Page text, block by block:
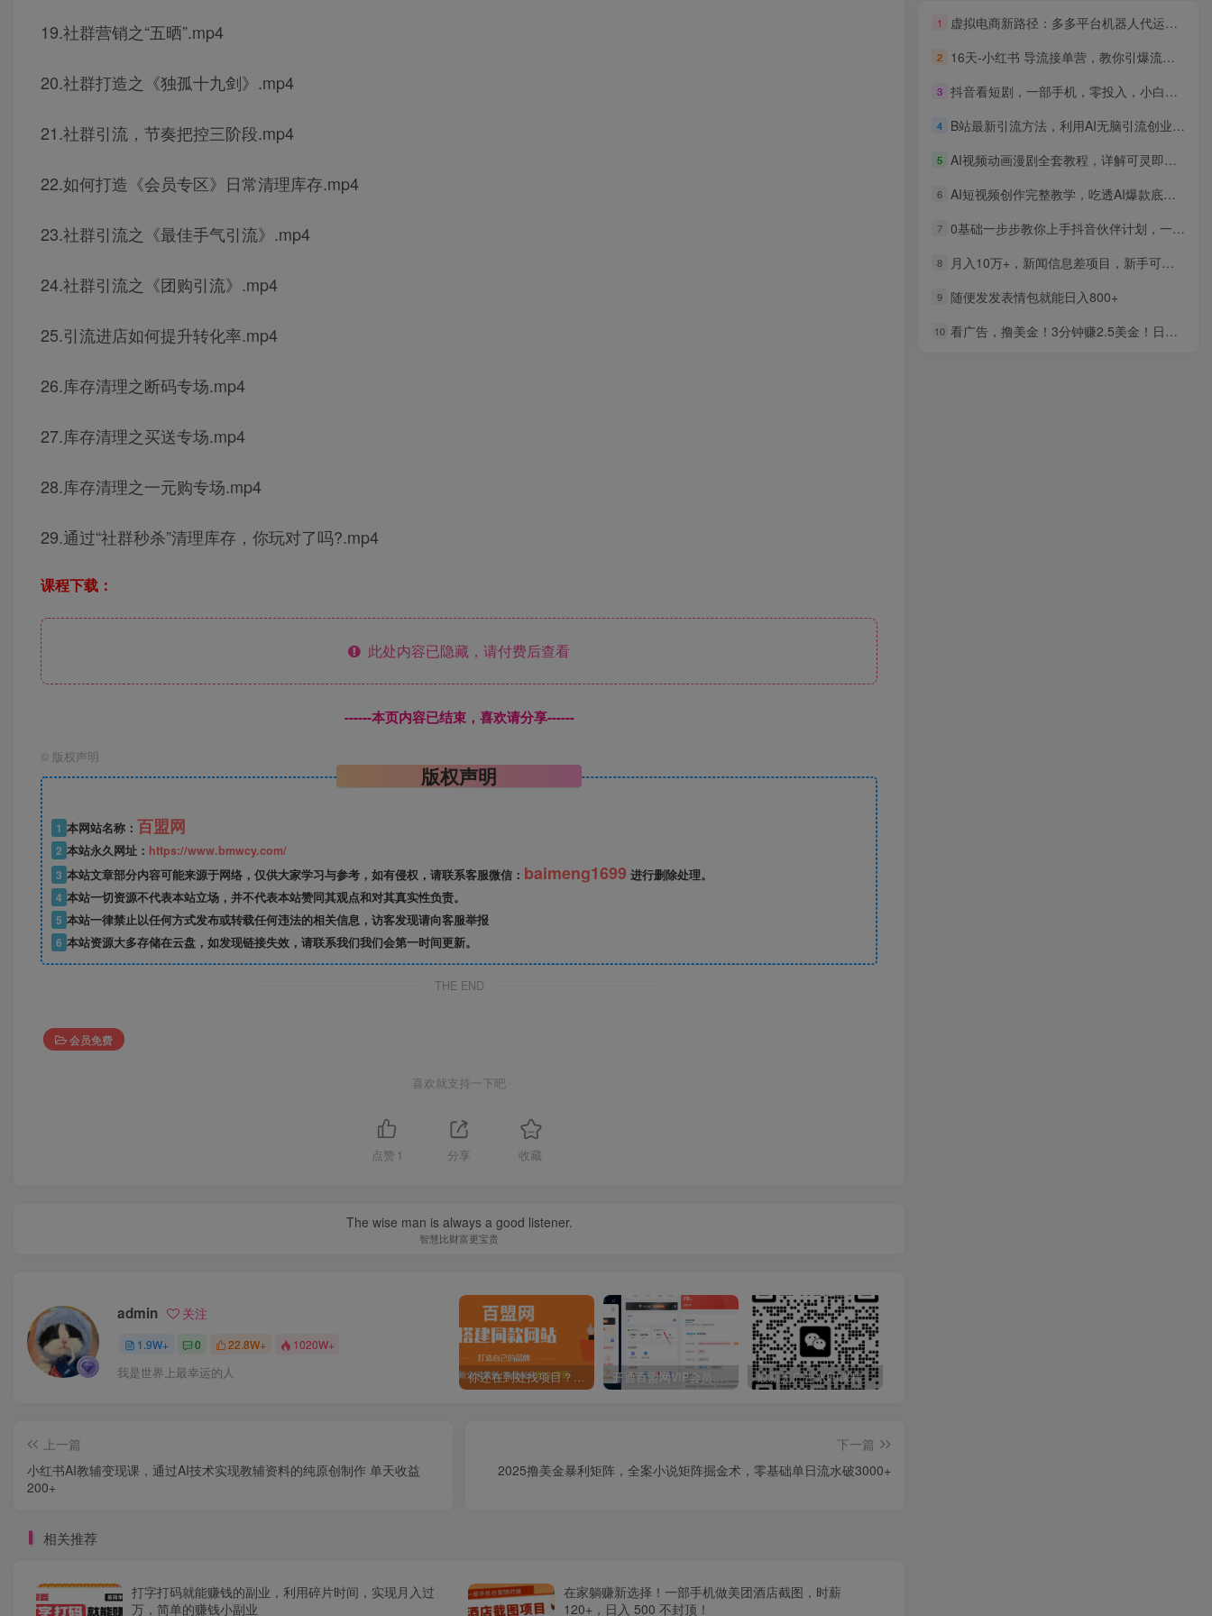
19.社群营销之“五晒”.mp4
20.社群打造之《独孤十九剑》.mp4
21.社群引流，节奏把控三阶段.mp4
22.如何打造《会员专区》日常清理库存.mp4
23.社群引流之《最佳手气引流》.mp4
24.社群引流之《团购引流》.mp4
25.引流进店如何提升转化率.mp4
26.库存清理之断码专场.mp4
27.库存清理之买送专场.mp4
28.库存清理之一元购专场.mp4
29.通过“社群秒杀”清理库存，你玩对了吗?.mp4
课程下载：
此处内容已隐藏，请付费后查看
------本页内容已结束，喜欢请分享------
© 版权声明
版权声明
1 本网站名称： 百盟网
2 本站永久网址： https://www.bmwcy.com/
3 本站文章部分内容可能来源于网络，仅供大家学习与参考，如有侵权，请联系客服微信： baimeng1699 进行删除处理。
4 本站一切资源不代表本站立场，并不代表本站赞同其观点和对其真实性负责。
5 本站一律禁止以任何方式发布或转载任何违法的相关信息，访客发现请向客服举报
6 本站资源大多存储在云盘，如发现链接失效，请联系我们我们会第一时间更新。
THE END
会员免费
喜欢就支持一下吧
点赞 1 分享 收藏
The wise man is always a good listener.
智慧比财富更宝贵
admin 关注
1.9W+ 0 22.8W+ 1020W+
我是世界上最幸运的人 你还在到处找项目？还在当韭菜？我靠卖项目一个月收入5万+，曾经我也是个失败者。 最新无广告水印课程资源 长期更新
上一篇
小红书AI教辅变现课，通过AI技术实现教辅资料的纯原创制作 单天收益
200+
下一篇
2025撸美金暴利矩阵，全案小说矩阵掘金术，零基础单日流水破3000+
相关推荐
打字打码就能赚钱的副业，利用碎片时间，实现月入过
万，简单的赚钱小副业
在家躺赚新选择！一部手机做美团酒店截图，时薪
120+，日入 500 不封顶！
1 虚拟电商新路径：多多平台机器人代运营，轻松撬动1-5W月收入【揭秘】
2 16天-小红书 导流接单营，教你引爆流量，在小红书精准获客+转化成交
3 抖音看短剧，一部手机，零投入，小白轻松上手，简单易操作，一天1000+
4 B站最新引流方法，利用AI无脑引流创业粉，五分钟一条作品，矩阵高效日引300家精准创业粉
5 AI视频动画漫剧全套教程，详解可灵即梦Pika等七大平台，手把手教学零基础快速做视频
6 AI短视频创作完整教学，吃透AI爆款底层原理，配套即梦AI电脑端实操演示，快速产出优质内容
7 0基础一步步教你上手抖音伙伴计划，一天变现1444，看完直接可以上手实操
8 月入10万+，新闻信息差项目，新手可操作
9 随便发发表情包就能日入800+
10 看广告，撸美金！3分钟赚2.5美金！日入200美金不是梦！揭秘Google广告…